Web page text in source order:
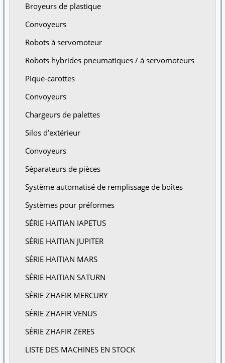
Broyeurs de plastique
Convoyeurs
Robots à servomoteur
Robots hybrides pneumatiques / à servomoteurs
Pique-carottes
Convoyeurs
Chargeurs de palettes
Silos d’extérieur
Convoyeurs
Séparateurs de pièces
Système automatisé de remplissage de boîtes
Systèmes pour préformes
SÉRIE HAITIAN IAPETUS
SÉRIE HAITIAN JUPITER
SÉRIE HAITIAN MARS
SÉRIE HAITIAN SATURN
SÉRIE ZHAFIR MERCURY
SÉRIE ZHAFIR VENUS
SÉRIE ZHAFIR ZERES
LISTE DES MACHINES EN STOCK